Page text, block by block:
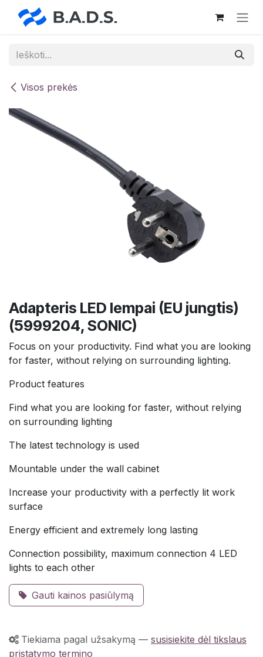
Skip to Content
Visos prekės
Adapteris LED lempai (EU jungtis)
(5999204, SONIC)
Focus on your productivity. Find what you are looking
for faster, without relying on surrounding lighting.
Product features
Find what you are looking for faster, without relying
on surrounding lighting
The latest technology is used
Mountable under the wall cabinet
Increase your productivity with a perfectly lit work
surface
Energy efficient and extremely long lasting
Connection possibility, maximum connection 4 LED
lights to each other
Gauti kainos pasiūlymą
Tiekiama pagal užsakymą — susisiekite dėl tikslaus
pristatymo termino